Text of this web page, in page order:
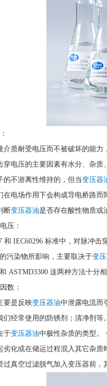
介质耐受电压而不被破坏的能力
穿电压的主要因素有水分、杂质
的不游离性维持的，但当变压器
在电场作用下会构成导电桥路而
断变压器油是否存在酸性物质或
压：
和 IEC60296 标准中，对脉冲
污染物所影响，主要取决于变
ASTMD3300 这两种方法十分
数：
要是反映变压器油中泄露电流而
们经常使用的防锈剂；清净剂等
于变压器油中极性杂质的类型。
劣化或在储运过程混入其它杂质
过真空过滤脱气加入变压器前，